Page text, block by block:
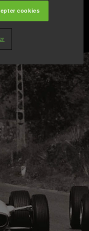
cookies